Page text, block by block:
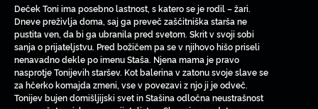
Deček Toni ima posebno lastnost, s katero se je rodil – žari.
Dneve preživlja doma, saj ga preveč zaščitniška starša ne
pustita ven, da bi ga ubranila pred svetom. Skrit v svoji sobi
sanja o prijateljstvu. Pred božičem pa se v njihovo hišo priseli
nenavadno dekle po imenu Staša. Njena mama je pravo
nasprotje Tonijevih staršev. Kot balerina v zatonu svoje slave se
za hčerko komajda zmeni, vse v povezavi z njo ji je odveč.
Tonijev bujen domišljijski svet in Stašina odločna neustrašnost